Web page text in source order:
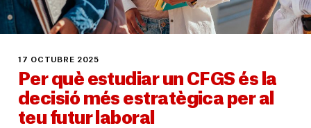
17 OCTUBRE 2025
Per què estudiar un CFGS és la
decisió més estratègica per al
teu futur laboral